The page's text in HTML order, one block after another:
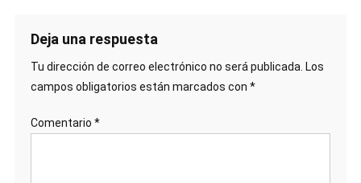
Deja una respuesta
Tu dirección de correo electrónico no será publicada. Los
campos obligatorios están marcados con *
Comentario *